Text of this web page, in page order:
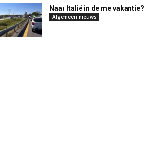
Naar Italië in de meivakantie?
Algemeen nieuws